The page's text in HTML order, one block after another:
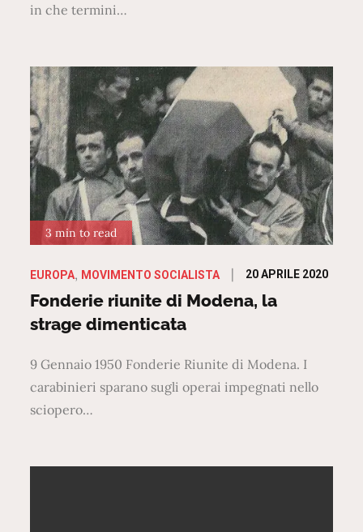
in che termini…
3 min to read
EUROPA MOVIMENTO SOCIALISTA
Posted
on
20 APRILE 2020
Fonderie riunite di Modena, la
strage dimenticata
9 Gennaio 1950 Fonderie Riunite di Modena. I
carabinieri sparano sugli operai impegnati nello
sciopero…